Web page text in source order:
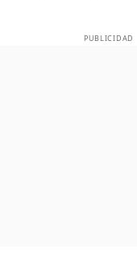
PUBLICIDAD